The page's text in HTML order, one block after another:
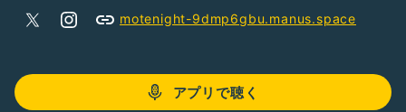
やまない謎の多い人物。
■SNS
motenight-9dmp6gbu.manus.space
アプリで聴く